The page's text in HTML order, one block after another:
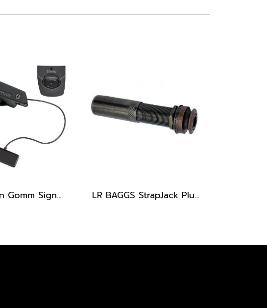
Fishman Jon Gomm Signature Series PowerTap Earth Pro Pickup LR BAGGS StrapJack Plus Stereo Guitar Endpin Jack